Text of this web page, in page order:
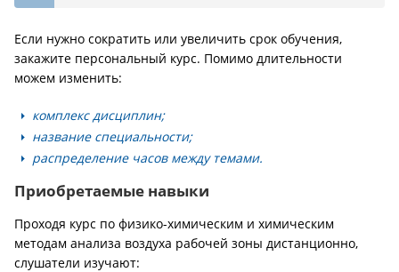
Если нужно сократить или увеличить срок обучения,
закажите персональный курс. Помимо длительности
можем изменить:
комплекс дисциплин;
название специальности;
распределение часов между темами.
Приобретаемые навыки
Проходя курс по физико-химическим и химическим
методам анализа воздуха рабочей зоны дистанционно,
слушатели изучают: